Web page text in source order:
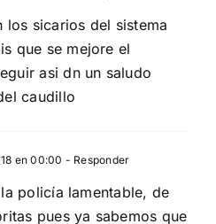
los sicarios del sistema
que se mejore el
asi dn un saludo
caudillo
en 00:00 - Responder
policía lamentable, de
pues ya sabemos que